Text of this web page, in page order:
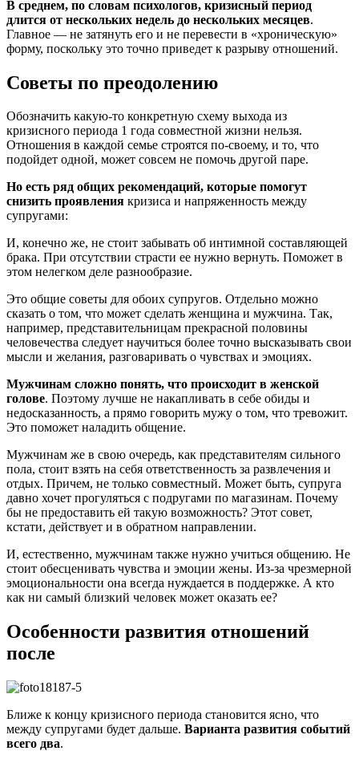
В среднем, по словам психологов, кризисный период
длится от нескольких недель до нескольких месяцев.
Главное — не затянуть его и не перевести в «хроническую»
форму, поскольку это точно приведет к разрыву отношений.
Советы по преодолению
Обозначить какую-то конкретную схему выхода из
кризисного периода 1 года совместной жизни нельзя.
Отношения в каждой семье строятся по-своему, и то, что
подойдет одной, может совсем не помочь другой паре.
Но есть ряд общих рекомендаций, которые помогут
снизить проявления кризиса и напряженность между
супругами:
И, конечно же, не стоит забывать об интимной составляющей
брака. При отсутствии страсти ее нужно вернуть. Поможет в
этом нелегком деле разнообразие.
Это общие советы для обоих супругов. Отдельно можно
сказать о том, что может сделать женщина и мужчина. Так,
например, представительницам прекрасной половины
человечества следует научиться более точно высказывать свои
мысли и желания, разговаривать о чувствах и эмоциях.
Мужчинам сложно понять, что происходит в женской
голове. Поэтому лучше не накапливать в себе обиды и
недосказанность, а прямо говорить мужу о том, что тревожит.
Это поможет наладить общение.
Мужчинам же в свою очередь, как представителям сильного
пола, стоит взять на себя ответственность за развлечения и
отдых. Причем, не только совместный. Может быть, супруга
давно хочет прогуляться с подругами по магазинам. Почему
бы не предоставить ей такую возможность? Этот совет,
кстати, действует и в обратном направлении.
И, естественно, мужчинам также нужно учиться общению. Не
стоит обесценивать чувства и эмоции жены. Из-за чрезмерной
эмоциональности она всегда нуждается в поддержке. А кто
как ни самый близкий человек может оказать ее?
Особенности развития отношений
после
Ближе к концу кризисного периода становится ясно, что
между супругами будет дальше. Варианта развития событий
всего два.